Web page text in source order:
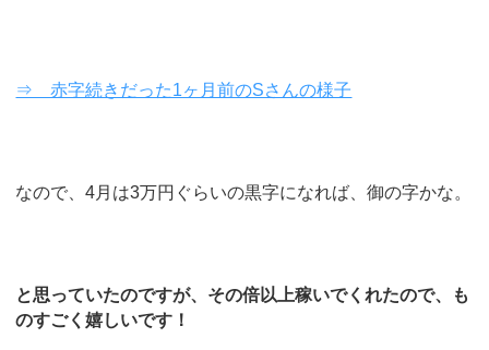
⇒ 赤字続きだった1ヶ月前のSさんの様子
なので、4月は3万円ぐらいの黒字になれば、御の字かな。
と思っていたのですが、その倍以上稼いでくれたので、も
のすごく嬉しいです！